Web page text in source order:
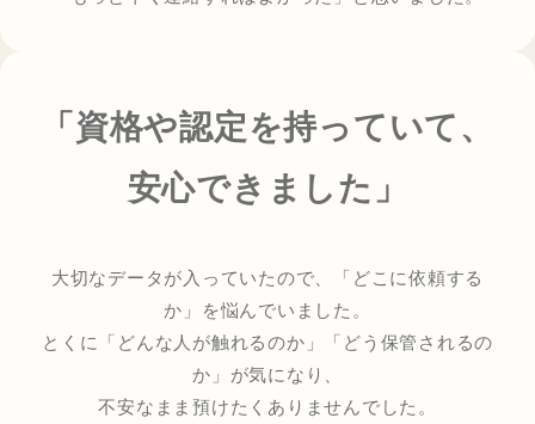
「資格や認定を持っていて、
安心できました」
大切なデータが入っていたので、「どこに依頼する
か」を悩んでいました。
とくに「どんな人が触れるのか」「どう保管されるの
か」が気になり、
不安なまま預けたくありませんでした。